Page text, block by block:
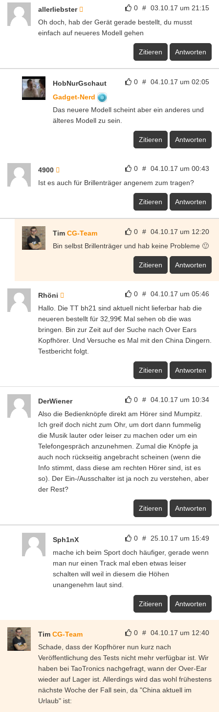
0 # 03.10.17 um 21:15
allerliebster
Oh doch, hab der Gerät gerade bestellt, du musst
einfach auf neueres Modell gehen
Zitieren Antworten
0 # 04.10.17 um 02:05
HobNurGschaut
Gadget-Nerd
Das neuere Modell scheint aber ein anderes und
älteres Modell zu sein.
Zitieren Antworten
0 # 04.10.17 um 00:43
4900
Ist es auch für Brillenträger angenem zum tragen?
Zitieren Antworten
0 # 04.10.17 um 12:20
Tim CG-Team
Bin selbst Brillenträger und hab keine Probleme 🙂
Zitieren Antworten
0 # 04.10.17 um 05:46
Rhöni
Hallo. Die TT bh21 sind aktuell nicht lieferbar hab die
neueren bestellt für 32,99€ Mal sehen ob die was
bringen. Bin zur Zeit auf der Suche nach Over Ears
Kopfhörer. Und Versuche es Mal mit den China Dingern.
Testbericht folgt.
Zitieren Antworten
0 # 04.10.17 um 10:34
DerWiener
Also die Bedienknöpfe direkt am Hörer sind Mumpitz.
Ich greif doch nicht zum Ohr, um dort dann fummelig
die Musik lauter oder leiser zu machen oder um ein
Telefongespräch anzunehmen. Zumal die Knöpfe ja
auch noch rückseitig angebracht scheinen (wenn die
Info stimmt, dass diese am rechten Hörer sind, ist es
so). Der Ein-/Ausschalter ist ja noch zu verstehen, aber
der Rest?
Zitieren Antworten
0 # 25.10.17 um 15:49
Sph1nX
mache ich beim Sport doch häufiger, gerade wenn
man nur einen Track mal eben etwas leiser
schalten will weil in diesem die Höhen
unangenehm laut sind.
Zitieren Antworten
0 # 04.10.17 um 12:40
Tim CG-Team
Schade, dass der Kopfhörer nun kurz nach
Veröffentlichung des Tests nicht mehr verfügbar ist. Wir
haben bei TaoTronics nachgefragt, wann der Over-Ear
wieder auf Lager ist. Allerdings wird das wohl frühestens
nächste Woche der Fall sein, da "China aktuell im
Urlaub" ist: